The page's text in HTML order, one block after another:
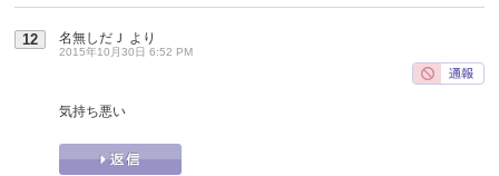
12 名無しだＪ より
2015年10月30日 6:52 PM
気持ち悪い